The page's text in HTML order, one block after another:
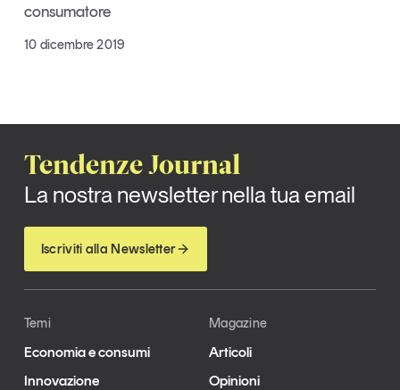
Articoli
Opinioni
Video
Podcast
Eventi e formazione
Tutti gli appuntamenti
Chi siamo
Newsletter
Contatti
consumatore
10 dicembre 2019
Tendenze Journal
La nostra newsletter nella tua email
Iscriviti alla Newsletter
Temi
Economia e consumi
Innovazione
Magazine
Articoli
Opinioni